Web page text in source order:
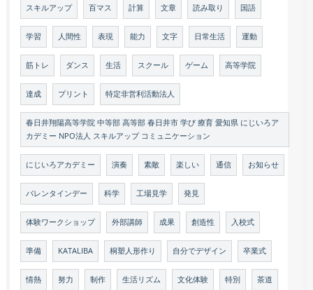
スキルアップ 百マス 計算 文章 読み取り 国語
学習 人間性 表現 能力 文字 日常生活 運動
筋トレ ダンス 生活 スクール ゲーム 高等学院
達成 プリント 特定非営利活動法人
春日井翔陽高等学院 中等部 高等部 春日井市 学び 療育 愛知県 にじいろア
カデミー NPO法人 スキルアップ コミュニケーション
にじいろアカデミー 演奏 素敵 楽しい 通信 お知らせ
バレンタインデー 科学 工場見学 発見
体験ワークショップ 外部講師 成果 創造性 入校式
準備 KATALIBA 桐塑人形作り 自分でデザイン 卒業式
情熱 努力 制作 生活リズム 文化体験 特別 茶道